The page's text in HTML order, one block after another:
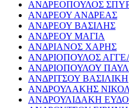
ΑΝΔΡΕΟΠΟΥΛΟΣ
ΑΝΔΡΕΟΥ ΑΝΔΡΕΑΣ
ΑΝΔΡΕΟΥ ΒΑΣΙΛΗΣ
ΑΝΔΡΕΟΥ ΜΑΓΙΑ
ΑΝΔΡΙΑΝΟΣ ΧΑΡΗΣ
ΑΝΔΡΙΟΠΟΥΛΟΣ
ΑΝΔΡΙΟΠΟΥΛΟΥ
ΑΝΔΡΙΤΣΟΥ ΒΑΣΙΛΙΚΗ
ΑΝΔΡΟΥΛΑΚΗΣ
ΑΝΔΡΟΥΛΙΔΑΚΗ